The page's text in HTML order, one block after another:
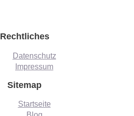
Rechtliches
Datenschutz
Impressum
Sitemap
Startseite